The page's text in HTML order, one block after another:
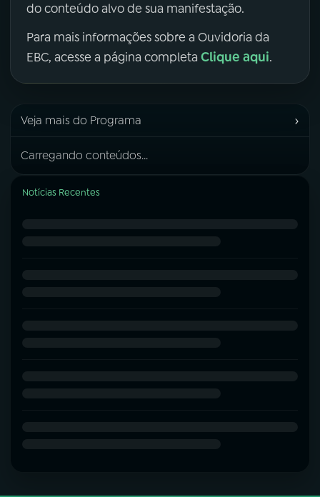
do conteúdo alvo de sua manifestação.
Para mais informações sobre a Ouvidoria da
EBC, acesse a página completa Clique aqui.
Veja mais do Programa ›
Carregando conteúdos...
Notícias Recentes